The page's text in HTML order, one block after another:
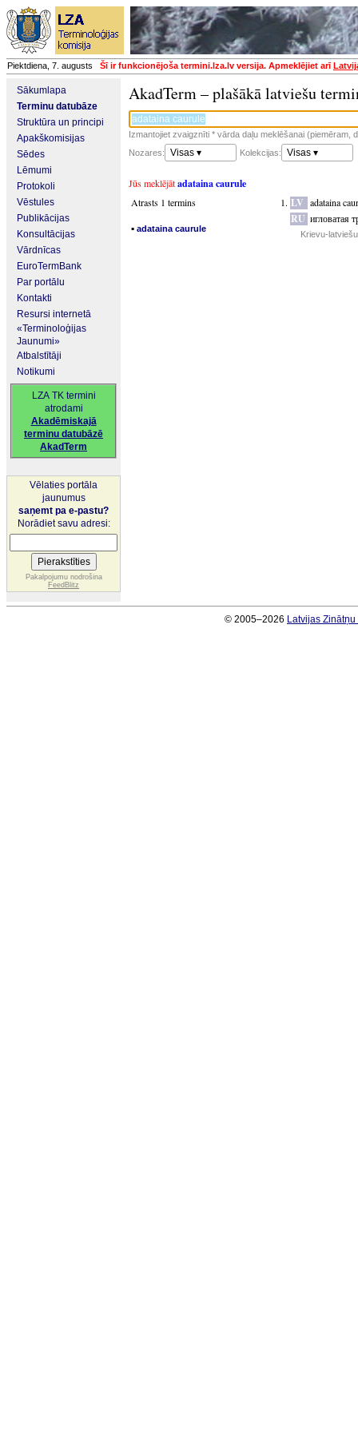
Piektdiena, 7. augusts Šī ir funkcionējoša termini.lza.lv versija. Apmeklējiet arī
Sākumlapa
Terminu datubāze
Struktūra un principi
Apakškomisijas
Sēdes
Lēmumi
Protokoli
Vēstules
Publikācijas
Konsultācijas
Vārdnīcas
EuroTermBank
Par portālu
Kontakti
Resursi internetā
«Terminoloģijas
Jaunumi»
Atbalstītāji
Notikumi
LZA TK termini
atrodami
Akadēmiskajā
terminu datubāzē
AkadTerm
Vēlaties portāla
jaunumus
saņemt pa e-pastu?
Norādiet savu adresi:
Pakalpojumu nodrošina
FeedBlitz
AkadTerm – plašākā latviešu
Izmantojiet zvaigznīti * vārda daļu meklēšanai (piemēram,
Nozares:
Visas ▾ Kolekcijas: Visas ▾
Jūs meklējātadataina caurule
Atrasts 1 termins
▪ adataina caurule
LV adataina
RU игловатая
Krievu-
© 2005–2026 Latvijas